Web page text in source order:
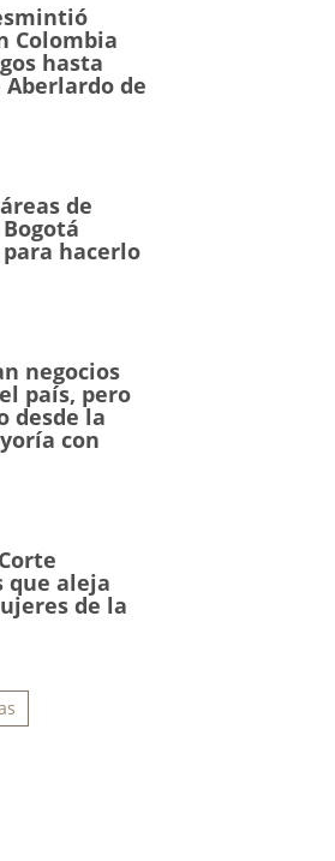
Colombia
hasta
Aberlardo de
de
hacerlo
negocios
país, pero
desde la
con
que aleja
de la